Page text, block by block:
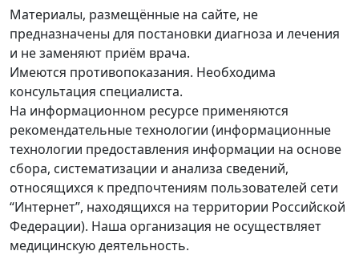
Материалы, размещённые на сайте, не
предназначены для постановки диагноза и лечения
и не заменяют приём врача.
Имеются противопоказания. Необходима
консультация специалиста.
На информационном ресурсе применяются
рекомендательные технологии (информационные
технологии предоставления информации на основе
сбора, систематизации и анализа сведений,
относящихся к предпочтениям пользователей сети
“Интернет”, находящихся на территории Российской
Федерации). Наша организация не осуществляет
медицинскую деятельность.